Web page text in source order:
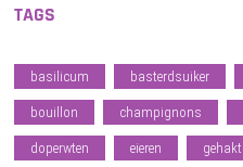
TAGS
basilicum basterdsuiker
bouillon champignons
doperwten eieren gehakt